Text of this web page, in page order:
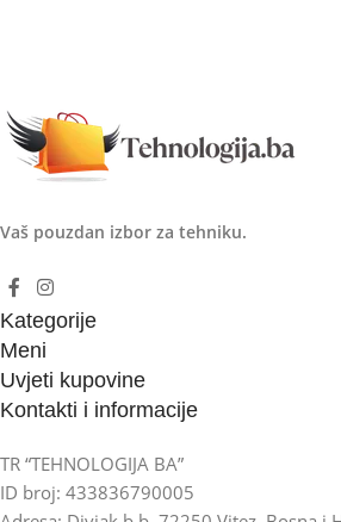
Vaš pouzdan izbor za tehniku.
Kategorije
Meni
Uvjeti kupovine
Kontakti i informacije
TR “TEHNOLOGIJA BA”
ID broj: 433836790005